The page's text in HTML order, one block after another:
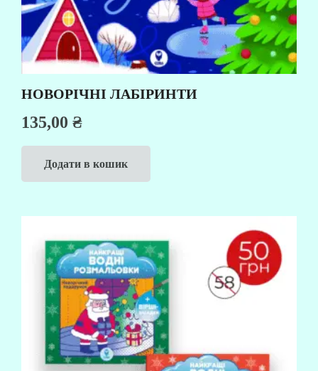
НОВОРІЧНІ ЛАБІРИНТИ
135,00 ₴
Додати в кошик